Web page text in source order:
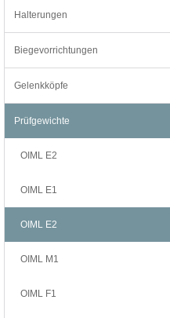
Halterungen
Biegevorrichtungen
Gelenkköpfe
Prüfgewichte
OIML E2
OIML E1
OIML E2
OIML M1
OIML F1